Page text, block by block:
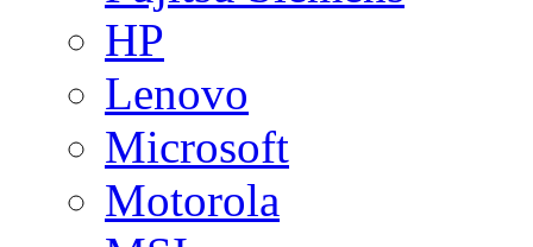
HP
Lenovo
Microsoft
Motorola